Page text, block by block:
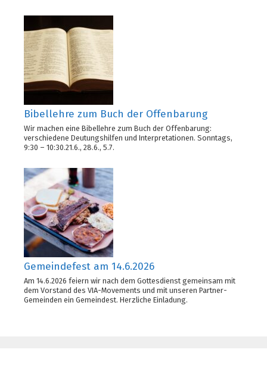
Bibellehre zum Buch der Offenbarung
Wir machen eine Bibellehre zum Buch der Offenbarung:
verschiedene Deutungshilfen und Interpretationen. Sonntags,
9:30 – 10:30.21.6., 28.6., 5.7.
Gemeindefest am 14.6.2026
Am 14.6.2026 feiern wir nach dem Gottesdienst gemeinsam mit
dem Vorstand des VIA-Movements und mit unseren Partner-
Gemeinden ein Gemeindest. Herzliche Einladung.